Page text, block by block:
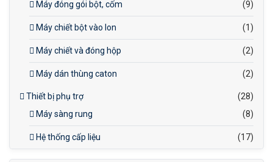
Máy đóng gói bột, cốm (9)
Máy chiết bột vào lon (1)
Máy chiết và đóng hộp (2)
Máy dán thùng caton (2)
Thiết bị phụ trợ
(28)
Máy sàng rung
(8)
Hệ thống cấp liệu (17)